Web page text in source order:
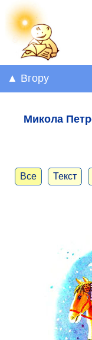
▲ Вгору
Микола
Все Текст